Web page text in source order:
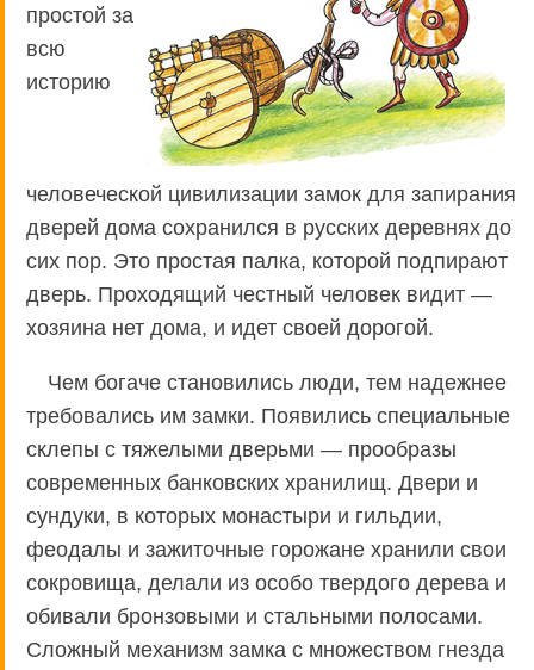
простой за
всю
историю
человеческой цивилизации замок для запирания
дверей дома сохранился в русских деревнях до
сих пор. Это простая палка, которой подпирают
дверь. Проходящий честный человек видит —
хозяина нет дома, и идет своей дорогой.
Чем богаче становились люди, тем надежнее
требовались им замки. Появились специальные
склепы с тяжелыми дверьми — прообразы
современных банковских хранилищ. Двери и
сундуки, в которых монастыри и гильдии,
феодалы и зажиточные горожане хранили свои
сокровища, делали из особо твердого дерева и
обивали бронзовыми и стальными полосами.
Сложный механизм замка с множеством гнезда